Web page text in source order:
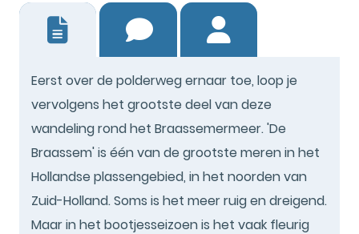
Eerst over de polderweg ernaar toe, loop je
vervolgens het grootste deel van deze
wandeling rond het Braassemermeer. 'De
Braassem' is één van de grootste meren in het
Hollandse plassengebied, in het noorden van
Zuid-Holland. Soms is het meer ruig en dreigend.
Maar in het bootjesseizoen is het vaak fleurig